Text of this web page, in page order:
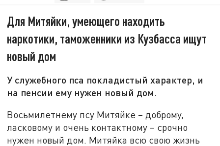
Для Митяйки, умеющего находить
наркотики, таможенники из Кузбасса ищут
новый дом
У служебного пса покладистый характер, и
на пенсии ему нужен новый дом.
Восьмилетнему псу Митяйке – доброму,
ласковому и очень контактному – срочно
нужен новый дом. Митяйка всю свою жизнь